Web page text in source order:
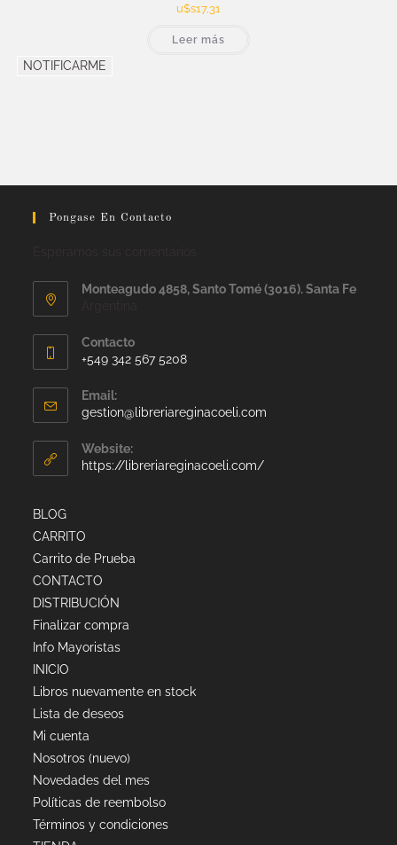
u$s17,31
Leer más
NOTIFICARME
Pongase En Contacto
Monteagudo 4858, Santo Tomé (3016). Santa Fe
Contacto
+549 342 567 5208
Email:
gestion@libreriareginacoeli.com
Website:
https://libreriareginacoeli.com/
BLOG
CARRITO
Carrito de Prueba
CONTACTO
DISTRIBUCIÓN
Finalizar compra
Info Mayoristas
INICIO
Libros nuevamente en stock
Lista de deseos
Mi cuenta
Nosotros (nuevo)
Novedades del mes
Políticas de reembolso
Términos y condiciones